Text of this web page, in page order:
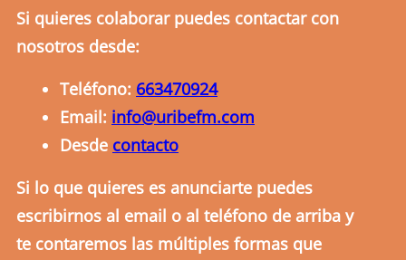
Si quieres colaborar puedes contactar con
nosotros desde:
Teléfono: 663470924
Email: info@uribefm.com
Desde contacto
Si lo que quieres es anunciarte puedes
escribirnos al email o al teléfono de arriba y
te contaremos las múltiples formas que